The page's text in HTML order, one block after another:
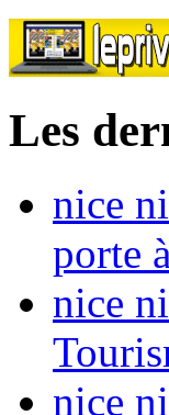
Les
nice
porte
nice
nice